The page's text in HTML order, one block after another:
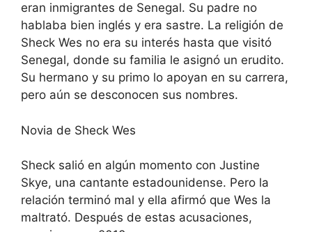
eran inmigrantes de Senegal. Su padre no
hablaba bien inglés y era sastre. La religión de
Sheck Wes no era su interés hasta que visitó
Senegal, donde su familia le asignó un erudito.
Su hermano y su primo lo apoyan en su carrera,
pero aún se desconocen sus nombres.
Novia de Sheck Wes
Sheck salió en algún momento con Justine
Skye, una cantante estadounidense. Pero la
relación terminó mal y ella afirmó que Wes la
maltrató. Después de estas acusaciones,